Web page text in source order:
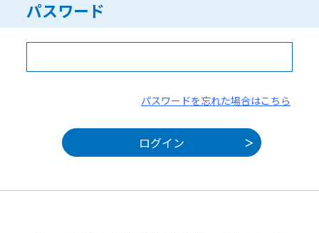
パスワード
パスワードを忘れた場合はこちら